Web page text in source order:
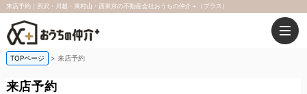
来店予約｜所沢・川越・東村山・西東京の不動産会社おうちの仲介＋（プラス）
TOPページ 来店予約
来店予約